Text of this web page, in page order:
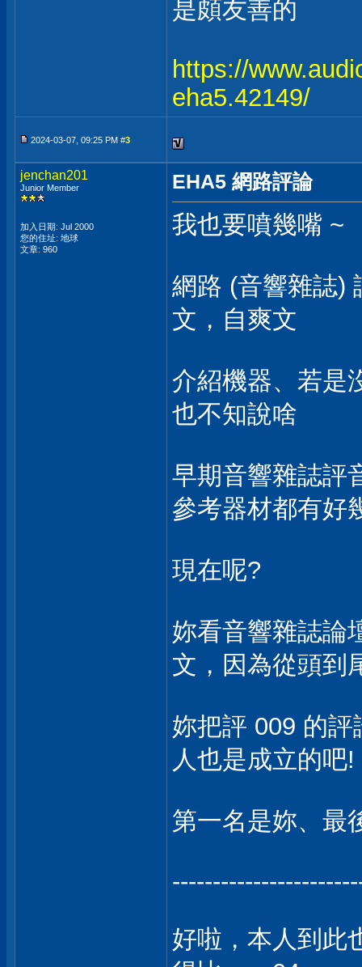
是頗友善的
https://
eha5.42149/
2024-03-07, 09:25 PM #3
jenchan201
Junior Member
加入日期: Jul 2000
您的住址: 地球
文章: 960
EHA5 網路評論
我也要噴幾嘴 ~
網路 (音響雜誌)
文，自爽文
介紹機器、若是
也不知說啥
早期音響雜誌評
參考器材都有好
現在呢?
妳看音響雜誌論
文，因為從頭到
妳把評 009 的
人也是成立的吧!
第一名是妳、最
好啦，本人到此